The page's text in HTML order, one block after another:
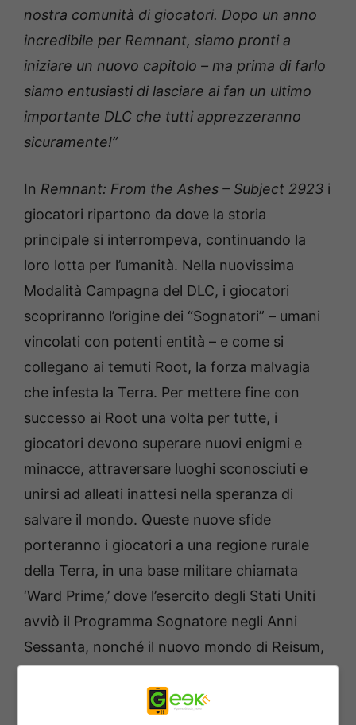
nostra comunità di giocatori. Dopo un anno
incredibile per Remnant, siamo pronti a
iniziare un nuovo capitolo – ma prima di farlo
siamo entusiasti di lasciare ai fan un ultimo
importante DLC che tutti apprezzeranno
sicuramente!”
In Remnant: From the Ashes – Subject 2923 i
giocatori ripartono da dove la storia
principale si interrompeva, continuando la
loro lotta per l’umanità. Nella nuovissima
Modalità Campagna del DLC, i giocatori
scopriranno l’origine dei “Sognatori” – umani
vincolati con potenti entità – e come si
collegano ai temuti Root, la forza malvagia
che infesta la Terra. Per mettere fine con
successo ai Root una volta per tutte, i
giocatori devono superare nuovi enigmi e
minacce, attraversare luoghi sconosciuti e
unirsi ad alleati inattesi nella speranza di
salvare il mondo. Queste nuove sfide
porteranno i giocatori a una regione rurale
della Terra, in una base militare chiamata
‘Ward Prime,’ dove l’esercito degli Stati Uniti
avviò il Programma Sognatore negli Anni
Sessanta, nonché il nuovo mondo di Reisum,
un ambiente gelido e montuoso abitato dagli
Urikki, un’orda di ratti umanoidi.